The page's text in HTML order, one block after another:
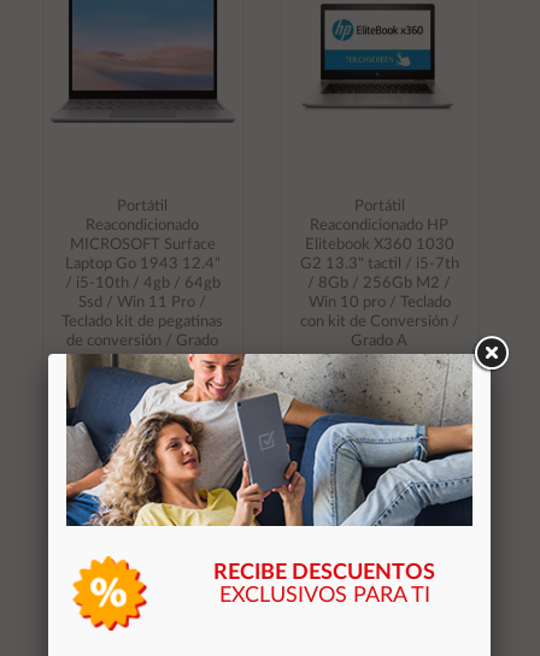
Portátil
Reacondicionado
MICROSOFT Surface
Laptop Go 1943 12.4"
/ i5-10th / 4gb / 64gb
Ssd / Win 11 Pro /
Teclado kit de pegatinas
de conversión / Grado
A
349,95 €
Stocks (2)
Añadir al
carrito
Portátil
Reacondicionado HP
Elitebook X360 1030
G2 13.3" tactil / i5-7th
/ 8Gb / 256Gb M2 /
Win 10 pro / Teclado
con kit de Conversión /
Grado A
265,95 €
Stocks (2)
Añadir al
carrito
RECIBE DESCUENTOS
EXCLUSIVOS PARA TI